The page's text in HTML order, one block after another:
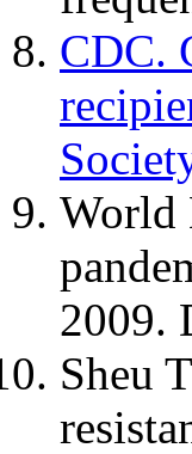
CDC.
World
2009.
Sheu